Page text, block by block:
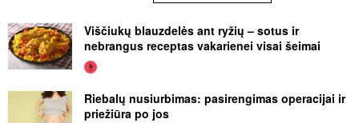
Viščiukų blauzdelės ant ryžių – sotus ir
nebrangus receptas vakarienei visai šeimai
Riebalų nusiurbimas: pasirengimas operacijai ir
priežiūra po jos